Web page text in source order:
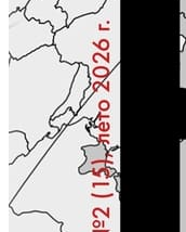
Журнал аккредитован
Комиссии
ГЛАВНАЯ